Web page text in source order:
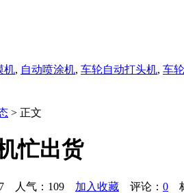
机, 自动喷涂机, 车轮自动打头机, 车
> 正文
忙出货
人气： 109 加入收藏 评论： 0